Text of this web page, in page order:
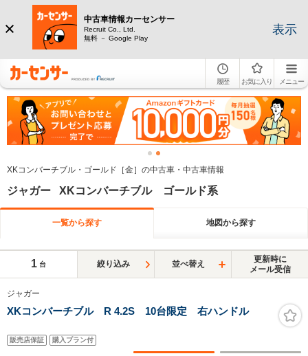
中古車情報カーセンサー
Recruit Co., Ltd.
無料 － Google Play
表示
履歴 お気に入り メニュー
XKコンバーチブル・ゴールド［金］の中古車・中古車情報
ジャガー XKコンバーチブル ゴールド系
一覧から探す 地図から探す
1 台 絞り込み 並べ替え
更新時に
メール受信
ジャガー
XKコンバーチブル R 4.2S 10台限定 右ハンドル
販売店保証 購入プラン付